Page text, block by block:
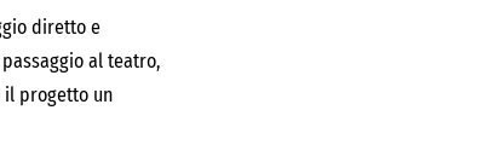
diretto e
al teatro,
il progetto un